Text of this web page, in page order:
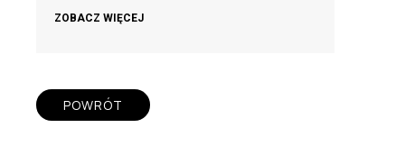
ZOBACZ WIĘCEJ
POWRÓT